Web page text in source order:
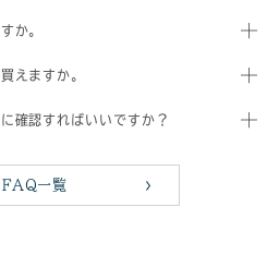
か。
えますか。
確認すればいいですか？
FAQ一覧